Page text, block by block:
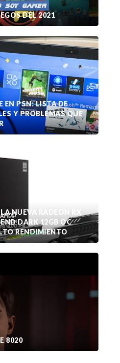
DEL 2021
EN PSN: LISTA DE
Y PROBLEMAS QUE
NUEVA RADEON RX
DARK 12GB OC
RENDIMIENTO
8020